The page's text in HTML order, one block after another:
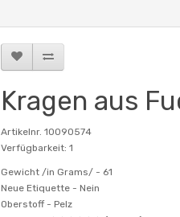
Kragen aus
Artikelnr. 10090574
Verfügbarkeit: 1
Gewicht /in Grams/ - 61
Neue Etiquette - Nein
Oberstoff - Pelz